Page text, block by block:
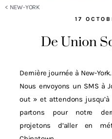
< NEW-YORK
17
De Union
Dernière journée à New-
Nous envoyons un SMS à
out » et attendons jusqu’à
partons pour notre
projetons d’aller en